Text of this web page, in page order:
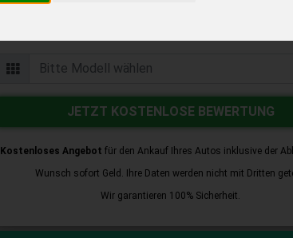
JETZT KOSTENLOSE BEWERTUNG
Kostenloses Angebot für den Ankauf Ihres Autos inklusive der
Wunsch sofort Geld. Ihre Daten werden nicht mit Dritten
Wir garantieren 100% Sicherheit.